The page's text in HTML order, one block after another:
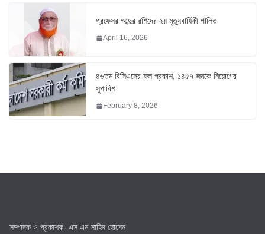
প্রফেসর আব্দুর রশিদের ২য় মৃত্যুবার্ষিকী পালিত
April 16, 2026
৪৬তম বিসিএসের ফল প্রকাশ, ১৪৫৭ জনকে নিয়োগের
সুপারিশ
February 8, 2026
সম্পাদক ও প্রকাশক- এস এম সাহিদ হোসেন